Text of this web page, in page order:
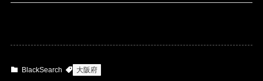
BlackSearch 大阪府